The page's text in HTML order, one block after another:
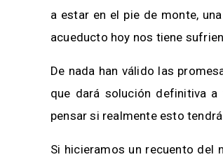
a estar en el pie de monte,
acueducto hoy nos tiene
De nada han válido las
que dará solución definitiva a
pensar si realmente esto
Si hicieramos un recuento del